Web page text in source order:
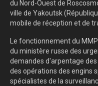
du Nord-Ouest de
ville de Yakoutsk
mobile de réception et de
Le fonctionnement du
du ministère russe des
demandes d'arpentage
des opérations des engins
spécialistes de la